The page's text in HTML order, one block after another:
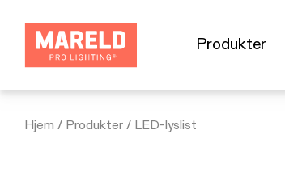
Produkter
Hjem / Produkter / LED-lyslist